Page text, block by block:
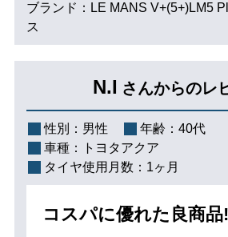
ブランド：LE MANS V+(5+)LM5
ス
N.I さんからのレ
性別： 男性 年齢： 40代
車種：
トヨタアクア
タイヤ使用月数： 1ヶ月
コスパに優れた良商品!